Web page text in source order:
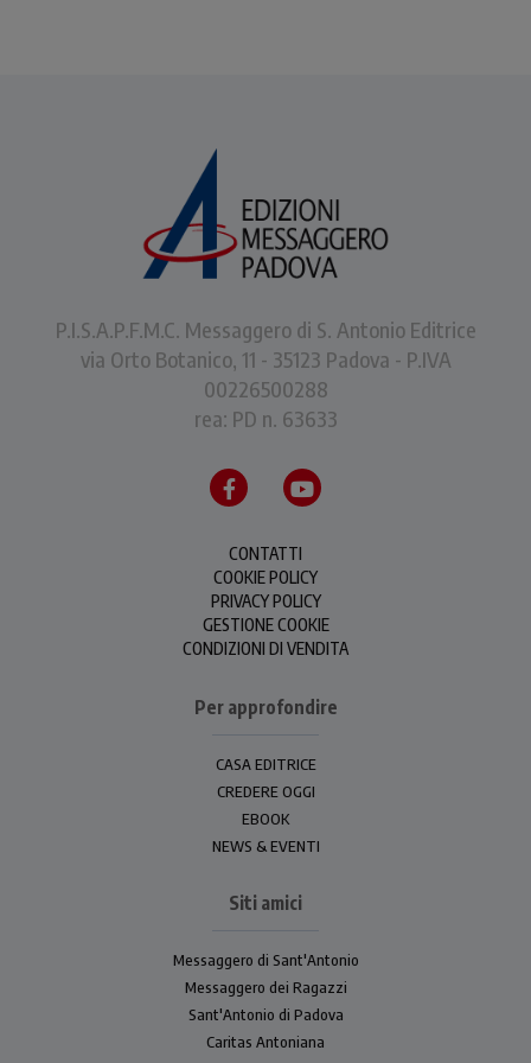
P.I.S.A.P.F.M.C. Messaggero di S. Antonio Editrice
via Orto Botanico, 11 - 35123 Padova - P.IVA
00226500288
rea: PD n. 63633
CONTATTI
COOKIE POLICY
PRIVACY POLICY
GESTIONE COOKIE
CONDIZIONI DI VENDITA
Per approfondire
CASA EDITRICE
CREDERE OGGI
EBOOK
NEWS & EVENTI
Siti amici
Messaggero di Sant'Antonio
Messaggero dei Ragazzi
Sant'Antonio di Padova
Caritas Antoniana